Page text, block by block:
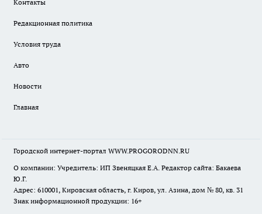
Контакты
Редакционная политика
Условия труда
Авто
Новости
Главная
Городской интернет-портал WWW.PROGORODNN.RU
О компании: Учредитель: ИП Звеняцкая Е.А. Редактор сайта: Бакаева
Ю.Г.
Адрес: 610001, Кировская область, г. Киров, ул. Азина, дом № 80, кв. 31
Знак информационной продукции: 16+